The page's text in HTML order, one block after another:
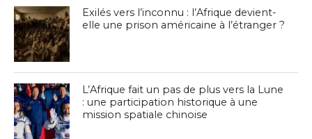
Exilés vers l’inconnu : l’Afrique devient-
elle une prison américaine à l’étranger ?
L’Afrique fait un pas de plus vers la Lune
: une participation historique à une
mission spatiale chinoise